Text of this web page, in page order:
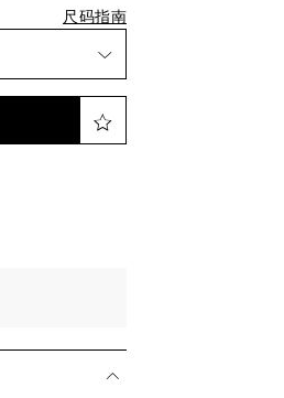
尺码指南